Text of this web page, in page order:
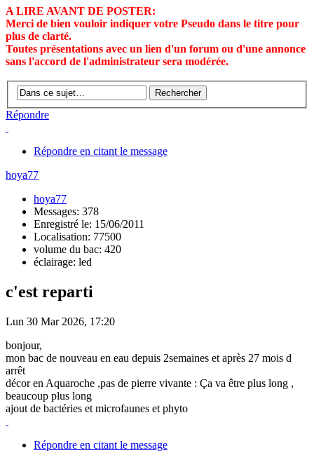
A LIRE AVANT DE POSTER:
Merci de bien vouloir indiquer votre Pseudo dans le titre pour
plus de clarté.
Toutes présentations avec un lien d'un forum ou d'une annonce
sans l'accord de l'administrateur sera modérée.
Répondre
Répondre en citant le message
hoya77
hoya77
Messages: 378
Enregistré le: 15/06/2011
Localisation: 77500
volume du bac: 420
éclairage: led
c'est reparti
Lun 30 Mar 2026, 17:20
bonjour,
mon bac de nouveau en eau depuis 2semaines et après 27 mois d
arrêt
décor en Aquaroche ,pas de pierre vivante : Ça va être plus long ,
beaucoup plus long
ajout de bactéries et microfaunes et phyto
Répondre en citant le message